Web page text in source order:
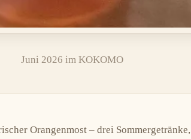
Juni 2026 im KOKOMO
Orangenmost – drei